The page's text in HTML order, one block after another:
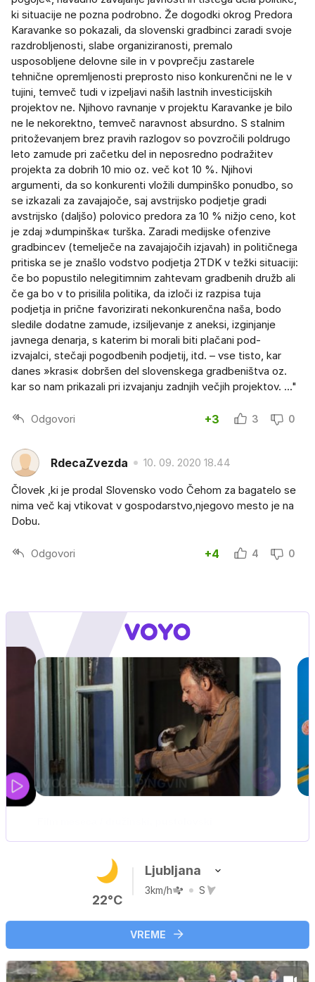
ki situacije ne pozna podrobno. Že dogodki okrog Predora
Karavanke so pokazali, da slovenski gradbinci zaradi svoje
razdrobljenosti, slabe organiziranosti, premalo
usposobljene delovne sile in v povprečju zastarele
tehnične opremljenosti preprosto niso konkurenčni ne le v
tujini, temveč tudi v izpeljavi naših lastnih investicijskih
projektov ne. Njihovo ravnanje v projektu Karavanke je bilo
ne le nekorektno, temveč naravnost absurdno. S stalnim
pritoževanjem brez pravih razlogov so povzročili poldrugo
leto zamude pri začetku del in neposredno podražitev
projekta za dobrih 10 mio oz. več kot 10 %. Njihovi
argumenti, da so konkurenti vložili dumpinško ponudbo, so
se izkazali za zavajajoče, saj avstrijsko podjetje gradi
avstrijsko (daljšo) polovico predora za 10 % nižjo ceno, kot
je zdaj »dumpinška« turška. Zaradi medijske ofenzive
gradbincev (temelječe na zavajajočih izjavah) in političnega
pritiska se je znašlo vodstvo podjetja 2TDK v težki situaciji:
če bo popustilo nelegitimnim zahtevam gradbenih družb ali
če ga bo v to prisilila politika, da izloči iz razpisa tuja
podjetja in prične favorizirati nekonkurenčna naša, bodo
sledile dodatne zamude, izsiljevanje z aneksi, izginjanje
javnega denarja, s katerim bi morali biti plačani pod-
izvajalci, stečaji pogodbenih podjetij, itd. – vse tisto, kar
danes »krasi« dobršen del slovenskega gradbeništva oz.
kar so nam prikazali pri izvajanju zadnjih večjih projektov. ..."
Odgovori +3 3 0
RdecaZvezda 10. 09. 2020 18.44
Človek ,ki je prodal Slovensko vodo Čehom za bagatelo se
nima več kaj vtikovat v gospodarstvo,njegovo mesto je na
Dobu.
Odgovori +4 4 0
22°C
Ljubljana
3km/h S
VREME